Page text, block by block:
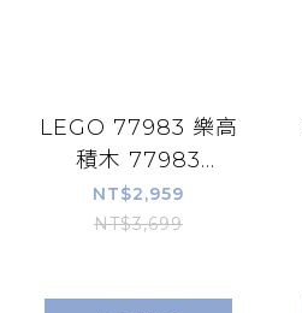
LEGO 77983 樂高
積木 77983
Jurassic World
侏儸紀世界系列 -
NT$2,959
NT$3,699